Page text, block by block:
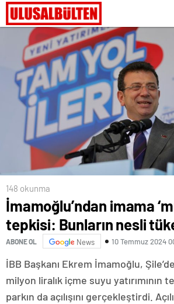
148 okunma
İmamoğlu’ndan imama
tepkisi: Bunların nesli
ABONE OL News 10 Temmuz 2024
İBB Başkanı Ekrem İmamoğlu,
milyon liralık içme suyu yatırımının
parkın da açılışını gerçekleştirdi.